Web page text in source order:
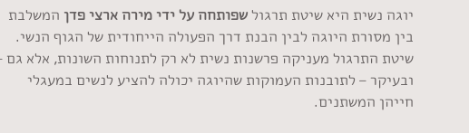
יוגה נשית היא שיטת תרגולשפותחה על ידי מירה ארצי פדן המשלבת
בין מסורת היוגה לבין הבנת דרך הפעולה הייחודית של הגוף הנשי.
שיטת התרגול מעניקה פרשנות נשית לא רק לתנוחות השונות, אלא גם
ובעיקר – לתובנות העמוקות שהיוגה יכולה להציע לנשים במעגלי
חייהן המשתנים.